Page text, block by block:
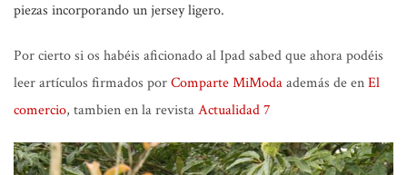
piezas incorporando un jersey ligero.
Por cierto si os habéis aficionado al Ipad sabed que ahora podéis
leer artículos firmados porComparte MiModaademás de enEl
comercio, tambien en la revistaActualidad 7